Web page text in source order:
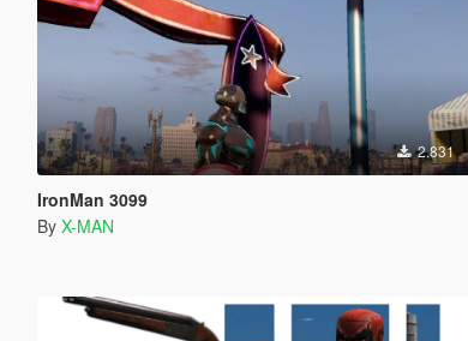
2.831
IronMan 3099
By X-MAN